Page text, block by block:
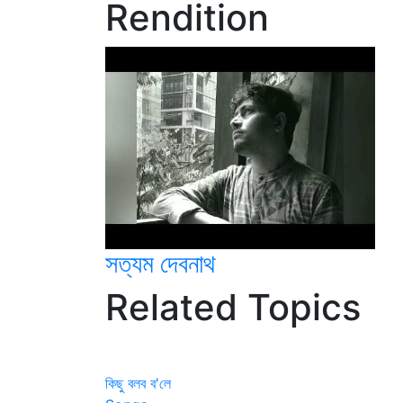
Rendition
সত্যম দেবনাথ
Related Topics
কিছু বলব ব'লে